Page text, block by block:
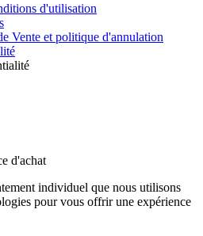
d'utilisation
Vente et politique d'annulation
d'achat
individuel que nous utilisons
pour vous offrir une expérience